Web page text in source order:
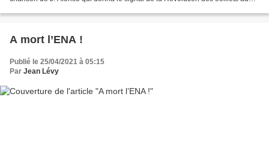
A mort l’ENA !
Publié le 25/04/2021 à 05:15
Par Jean Lévy